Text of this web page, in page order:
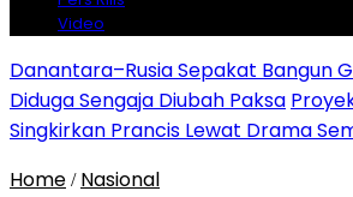
Video
Danantara–Rusia Sepakat Bangun
Diduga Sengaja Diubah Paksa
Singkirkan Prancis Lewat Drama
Home / Nasional